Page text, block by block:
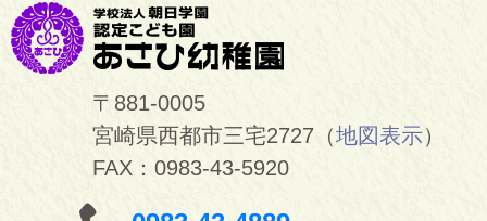
〒881-0005
宮崎県西都市三宅2727（地図表示）
FAX：0983-43-5920